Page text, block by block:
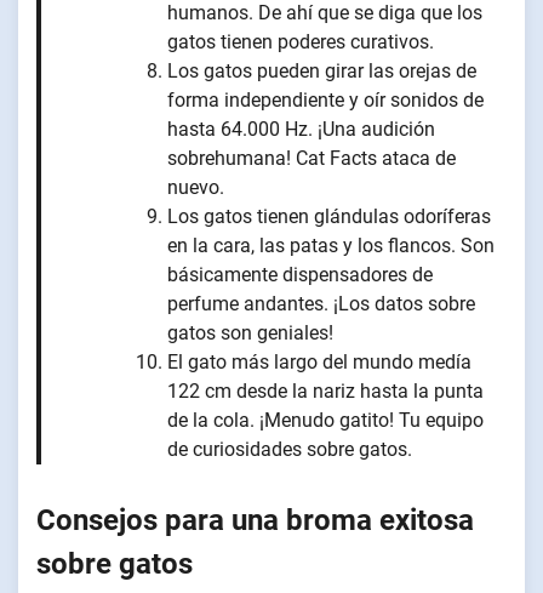
humanos. De ahí que se diga que los
gatos tienen poderes curativos.
Los gatos pueden girar las orejas de
forma independiente y oír sonidos de
hasta 64.000 Hz. ¡Una audición
sobrehumana! Cat Facts ataca de
nuevo.
Los gatos tienen glándulas odoríferas
en la cara, las patas y los flancos. Son
básicamente dispensadores de
perfume andantes. ¡Los datos sobre
gatos son geniales!
El gato más largo del mundo medía
122 cm desde la nariz hasta la punta
de la cola. ¡Menudo gatito! Tu equipo
de curiosidades sobre gatos.
Consejos para una broma exitosa
sobre gatos